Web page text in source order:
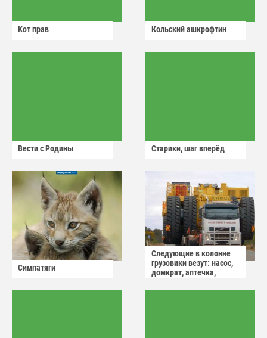
Кот прав Кольский ашкрофтин
Вести с Родины Старики, шаг вперёд
Симпатяги
Следующие в колонне
грузовики везут: насос,
домкрат, аптечка,